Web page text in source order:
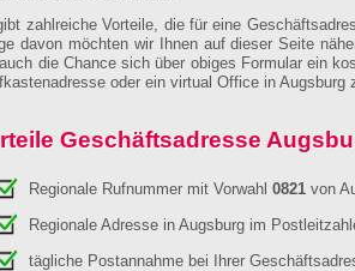
zahlreiche Vorteile, die für eine
davon möchten wir Ihnen auf dieser Seite
die Chance sich über obiges Formular ein
oder ein virtual Office in Augsburg
Geschäftsadresse
Regionale Rufnummer mit Vorwahl 0821 von
Regionale Adresse in Augsburg im
tägliche Postannahme bei Ihrer